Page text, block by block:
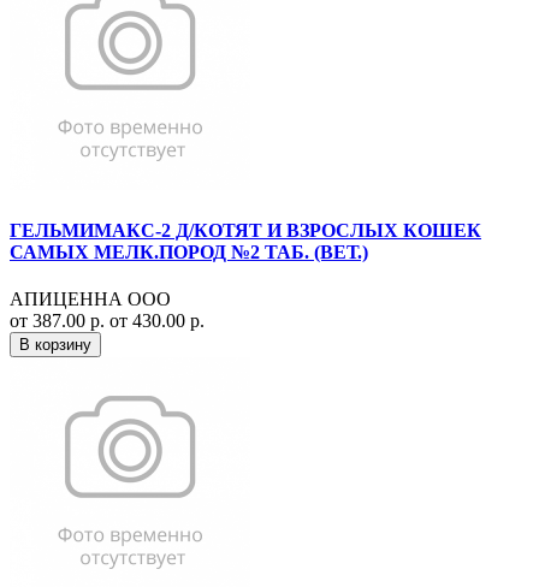
ГЕЛЬМИМАКС-2 Д/КОТЯТ И ВЗРОСЛЫХ КОШЕК
САМЫХ МЕЛК.ПОРОД №2 ТАБ. (ВЕТ.)
АПИЦЕННА ООО
от 387.00 р. от 430.00 р.
В корзину